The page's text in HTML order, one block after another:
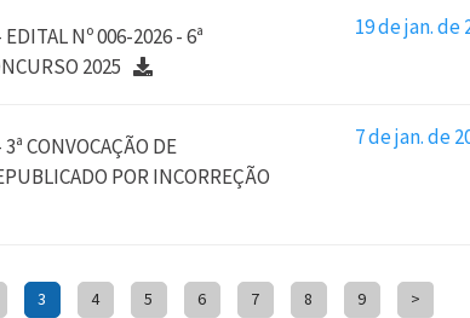
EDITAL Nº 006-2026 - 6ª
2025
19 de jan. de
3ª CONVOCAÇÃO DE
POR INCORREÇÃO
7 de jan. de
3 4 5 6 7 8 9 >